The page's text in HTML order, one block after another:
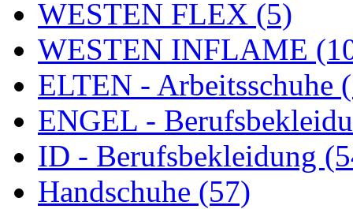
WESTEN FLEX (5)
WESTEN INFLAME
ELTEN - Arbeitsschuhe
ENGEL -
ID - Berufsbekleidung
Handschuhe (57)